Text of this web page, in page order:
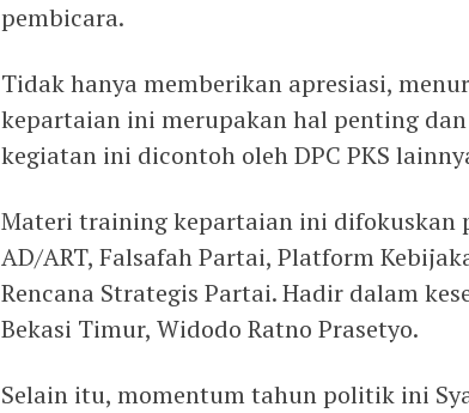
pembicara.
Tidak hanya memberikan apresiasi,
kepartaian ini merupakan hal penting
kegiatan ini dicontoh oleh DPC PKS
Materi training kepartaian ini difokuskan
AD/ART, Falsafah Partai, Platform
Rencana Strategis Partai. Hadir dalam
Bekasi Timur, Widodo Ratno Prasetyo.
Selain itu, momentum tahun politik ini